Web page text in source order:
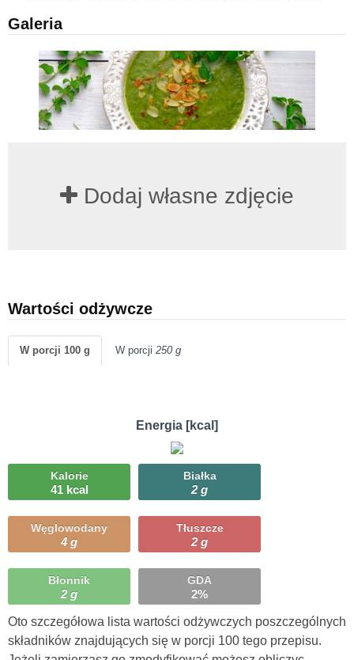
Galeria
Dodaj własne zdjęcie
Wartości odżywcze
W porcji 100 g W porcji 250 g
Energia [kcal]
Kalorie
41 kcal
Białka
2 g
Węglowodany
4 g
Tłuszcze
2 g
Błonnik
2 g
GDA
2%
Oto szczegółowa lista wartości odżywczych poszczególnych
składników znajdujących się w porcji 100 tego przepisu.